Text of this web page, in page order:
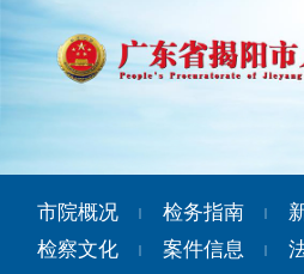
市院概况 检务指南
检察文化
案件信息